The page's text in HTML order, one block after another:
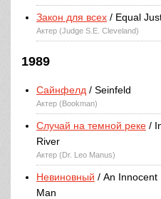
Закон для всех / Equal
Актер (Judge S.E. Cleveland)
1989
Сайнфелд / Seinfeld
Актер (Bookman)
Случай на темной реке /
River
Актер (Dr. Leo Manus)
Невиновный / An Innocent
Man